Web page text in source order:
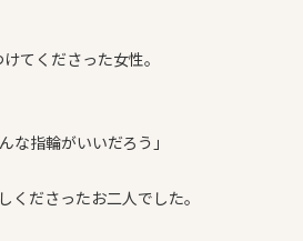
てくださった女性。
指輪がいいだろう」
くださったお二人でした。